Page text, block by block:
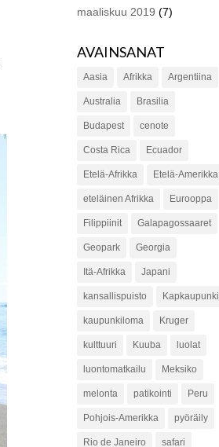
maaliskuu 2019 (7)
AVAINSANAT
Aasia Afrikka Argentiina
Australia Brasilia
Budapest cenote
Costa Rica Ecuador
Etelä-Afrikka Etelä-Amerikka
eteläinen Afrikka Eurooppa
Filippiinit Galapagossaaret
Geopark Georgia
Itä-Afrikka Japani
kansallispuisto Kapkaupunki
kaupunkiloma Kruger
kulttuuri Kuuba luolat
luontomatkailu Meksiko
melonta patikointi Peru
Pohjois-Amerikka pyöräily
Rio de Janeiro safari